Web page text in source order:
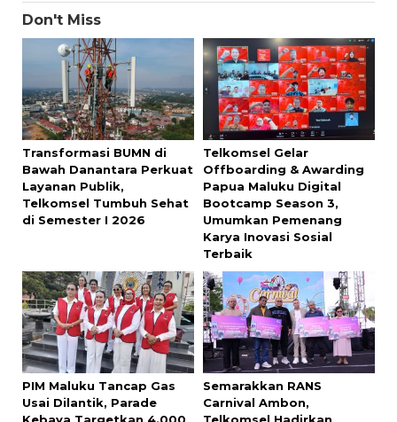
Don't Miss
Transformasi BUMN di
Bawah Danantara Perkuat
Layanan Publik,
Telkomsel Tumbuh Sehat
di Semester I 2026
Telkomsel Gelar
Offboarding & Awarding
Papua Maluku Digital
Bootcamp Season 3,
Umumkan Pemenang
Karya Inovasi Sosial
Terbaik
PIM Maluku Tancap Gas
Usai Dilantik, Parade
Semarakkan RANS
Carnival Ambon,